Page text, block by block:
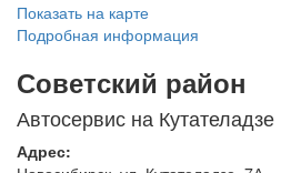
Показать на карте
Подробная информация
Советский район
Автосервис на Кутателадзе
Адрес: